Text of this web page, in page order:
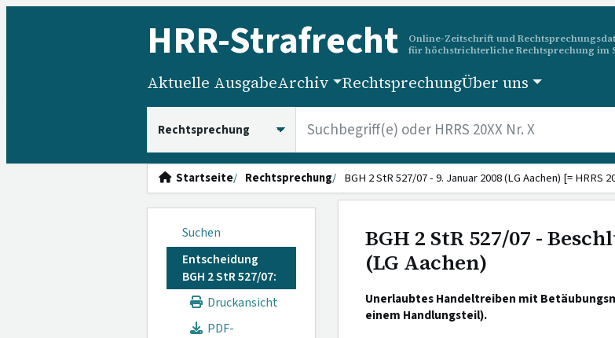
HRR-Strafrecht
Online-Zeitschrift und
für höchstrichterliche Rechtsprechung im
Aktuelle AusgabeArchiv RechtsprechungÜber uns
Startseite Rechtsprechung BGH 2 StR 527/07 - 9. Januar 2008 (LG Aachen) [= HRRS
Suchen
Entscheidung
BGH 2 StR 527/07:
Druckansicht
PDF-
BGH 2 StR 527/07 -
(LG Aachen)
Unerlaubtes Handeltreiben mit
einem Handlungsteil).